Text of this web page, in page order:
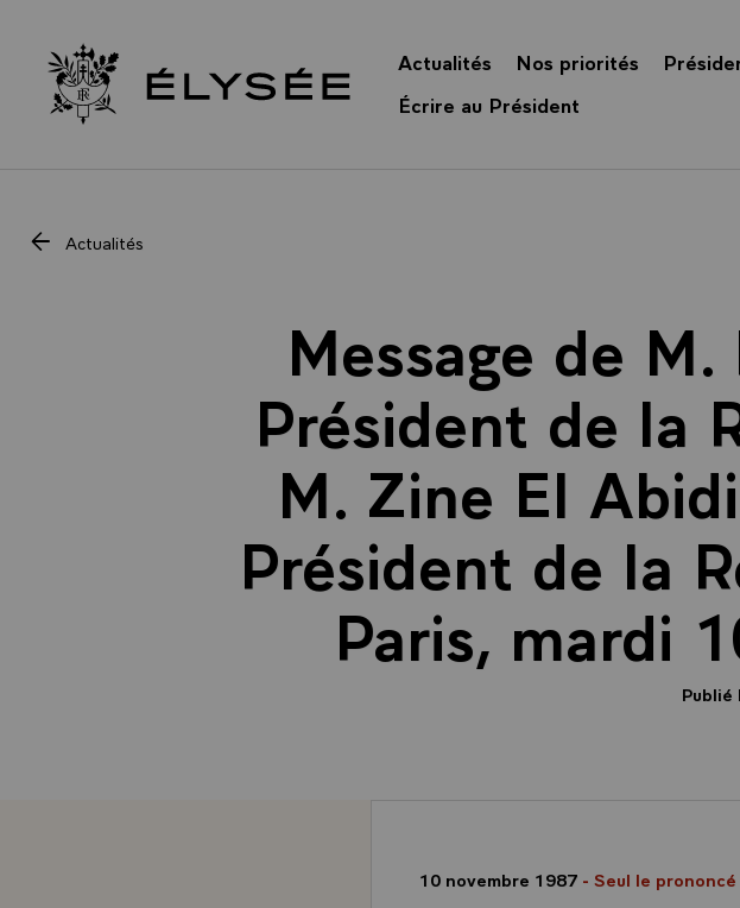
Retour à l’accueil Élysée
Actualités Nos priorités
Écrire au Président
Actualités
Message de
Président de la
M. Zine El
Président de la
Paris, mardi
Publié
10 novembre 1987 - Seul le